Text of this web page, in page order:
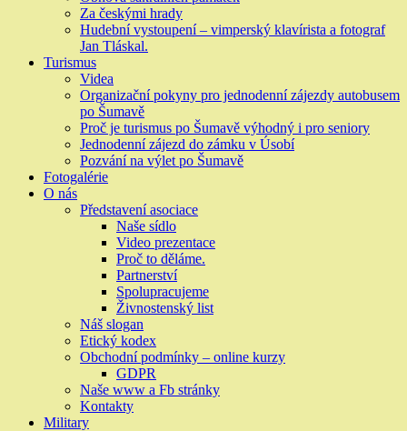
Za českými hrady
Hudební vystoupení – vimperský klavírista a fotograf
Jan Tláskal.
Turismus
Videa
Organizační pokyny pro jednodenní zájezdy autobusem
po Šumavě
Proč je turismus po Šumavě výhodný i pro seniory
Jednodenní zájezd do zámku v Úsobí
Pozvání na výlet po Šumavě
Fotogalérie
O nás
Představení asociace
Naše sídlo
Video prezentace
Proč to děláme.
Partnerství
Spolupracujeme
Živnostenský list
Náš slogan
Etický kodex
Obchodní podmínky – online kurzy
GDPR
Naše www a Fb stránky
Kontakty
Military